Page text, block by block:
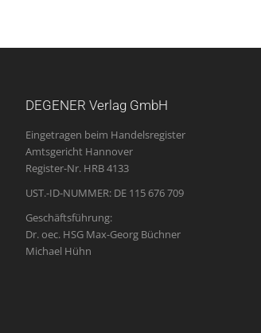
DEGENER Verlag GmbH
Eingetragen beim Handelsregister
Amtsgericht Hannover
Register-Nr. HRB 4133
UST.-ID-NUMMER: DE 115 676 709
Geschäftsführung:
Dr. oec. HSG Max-Georg Büchner
Michael Hühn